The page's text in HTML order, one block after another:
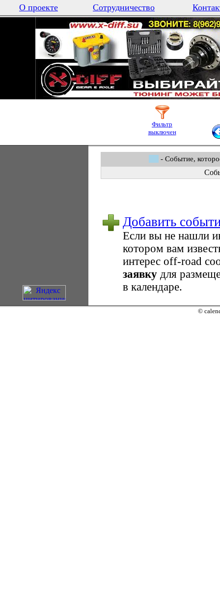
О проекте Сотрудничество
Фильтр
выключен
- Событие,
Добавить
Если вы не нашли
котором вам
интерес оff-road
заявку для
в календаре.
©